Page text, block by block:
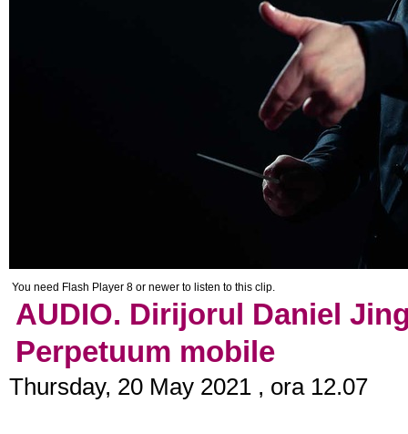
You need Flash Player 8 or newer to listen to this clip.
AUDIO. Dirijorul Daniel
Perpetuum mobile
Thursday, 20 May 2021 , ora 12.07